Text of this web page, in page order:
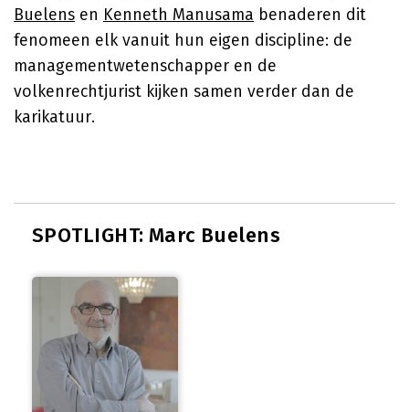
Buelens en Kenneth Manusama benaderen dit
fenomeen elk vanuit hun eigen discipline: de
managementwetenschapper en de
volkenrechtjurist kijken samen verder dan de
karikatuur.
SPOTLIGHT: Marc Buelens